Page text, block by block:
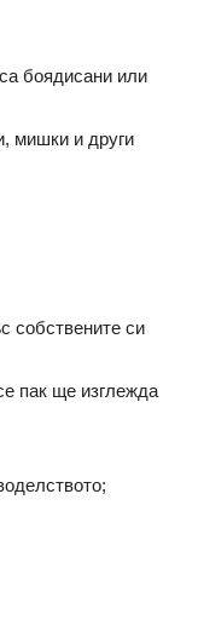
боядисани или
мишки и други
собствените си
пак ще изглежда